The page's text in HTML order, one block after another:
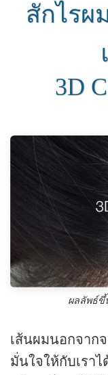
สักไรผ
3D
ผลลัพธ์ขึ้
เส้นผมนอกจาก
มั่นใจให้กับเรา